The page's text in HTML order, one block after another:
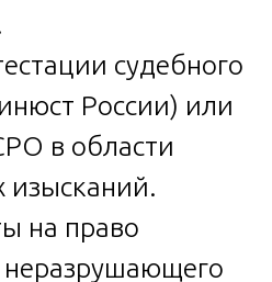
судебного
России) или
в области
изысканий.
на право